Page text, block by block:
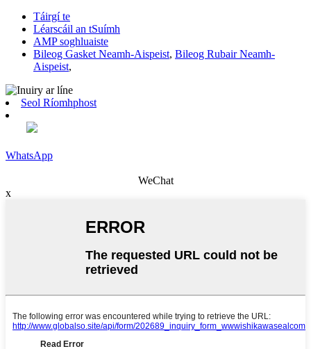
Táirgí te
Léarscáil an tSuímh
AMP soghluaiste
Bileog Gasket Neamh-Aispeist, Bileog Rubair Neamh-
Aispeist,
Seol Ríomhphost
WhatsApp
WeChat
x